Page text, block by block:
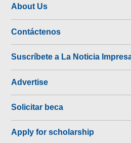
About Us
Contáctenos
Suscríbete a La Noticia
Advertise
Solicitar beca
Apply for scholarship